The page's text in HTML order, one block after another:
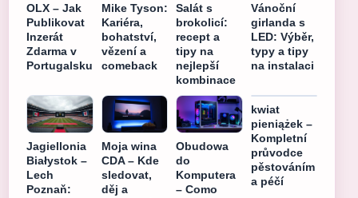
OLX – Jak
Publikovat
Inzerát
Zdarma v
Portugalsku
Mike Tyson:
Kariéra,
bohatství,
vězení a
comeback
Salát s
brokolicí:
recept a
tipy na
nejlepší
kombinace
Vánoční
girlanda s
LED: Výběr,
typy a tipy
na instalaci
Jagiellonia
Białystok –
Lech
Poznaň:
Moja wina
CDA – Kde
sledovat,
děj a
Obudowa
do
Komputera
– Como
kwiat
pieniążek –
Kompletní
průvodce
pěstováním
a péčí